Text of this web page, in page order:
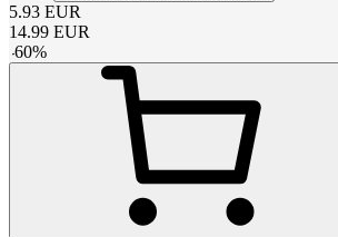
5.93 EUR
14.99 EUR
-60%